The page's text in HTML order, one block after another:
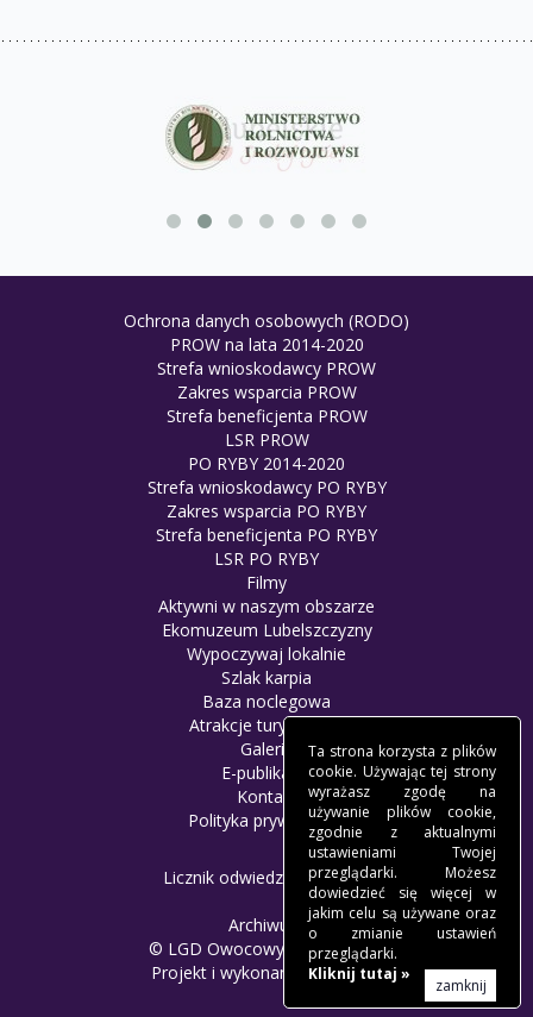
Ochrona danych osobowych (RODO)
PROW na lata 2014-2020
Strefa wnioskodawcy PROW
Zakres wsparcia PROW
Strefa beneficjenta PROW
LSR PROW
PO RYBY 2014-2020
Strefa wnioskodawcy PO RYBY
Zakres wsparcia PO RYBY
Strefa beneficjenta PO RYBY
LSR PO RYBY
Filmy
Aktywni w naszym obszarze
Ekomuzeum Lubelszczyzny
Wypoczywaj lokalnie
Szlak karpia
Baza noclegowa
Atrakcje turystyczne
Galeria
E-publikacje
Kontakt
Polityka prywatności
Licznik odwiedzin: 8378684
Archiwum
© LGD Owocowy Szlak - 2017.
Projekt i wykonanie -Freeline.
Ta strona korzysta z plików
cookie. Używając tej strony
wyrażasz zgodę na
używanie plików cookie,
zgodnie z aktualnymi
ustawieniami Twojej
przeglądarki. Możesz
dowiedzieć się więcej w
jakim celu są używane oraz
o zmianie ustawień
przeglądarki.
Kliknij tutaj »
zamknij